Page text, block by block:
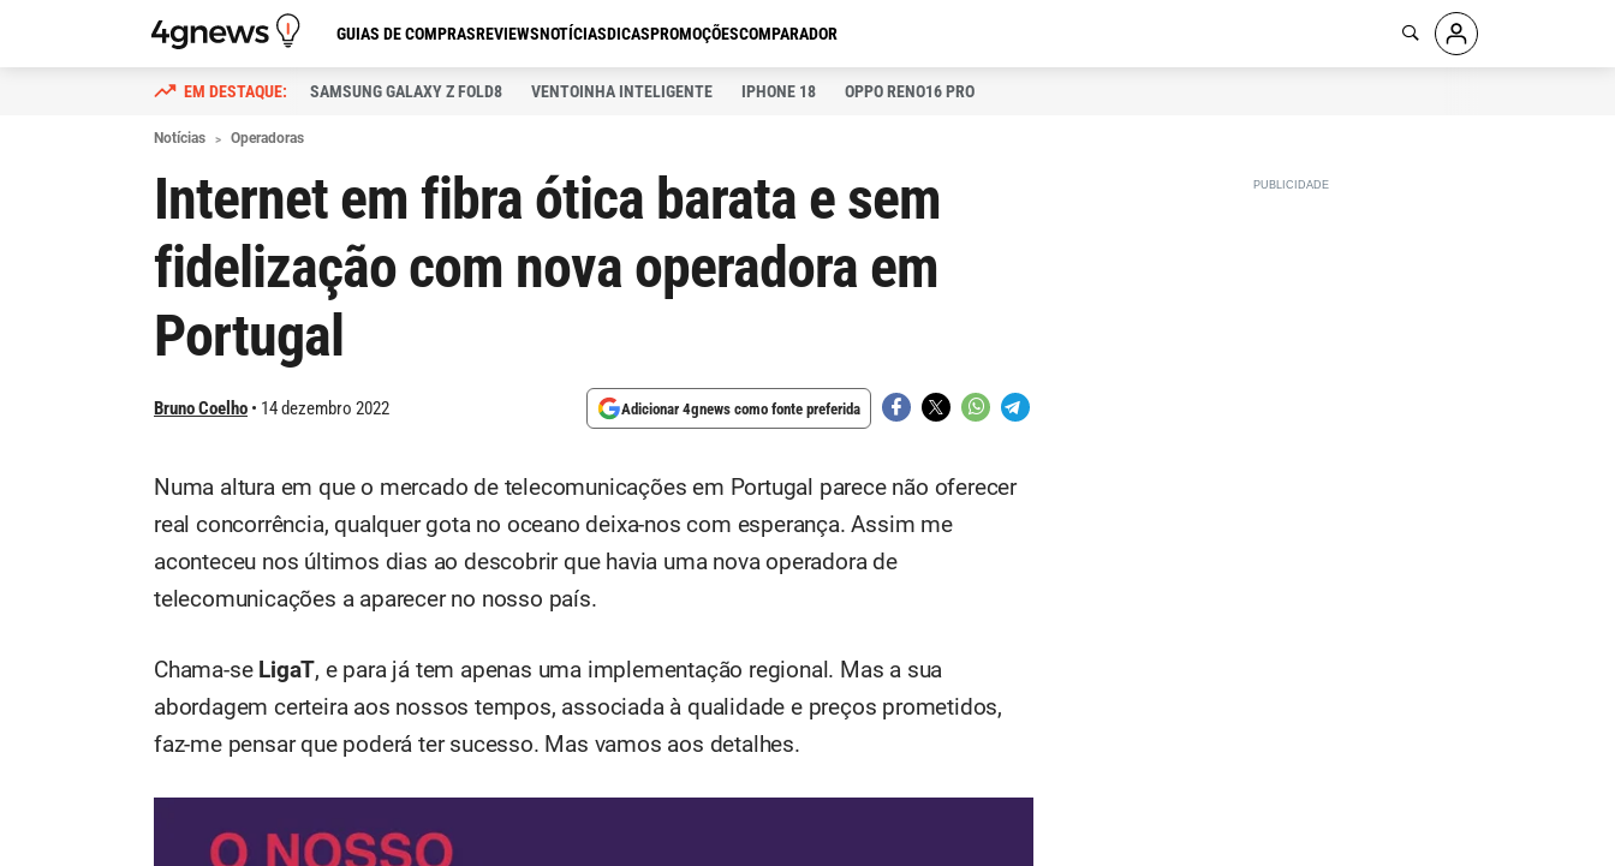
GUIAS DE COMPRASREVIEWSNOTÍCIASDICASPROMOÇÕESCOMPARADOR
SAMSUNG GALAXY Z FOLD8 VENTOINHA INTELIGENTE IPHONE 18 OPPO RENO16 PRO
Notícias Operadoras
Internet em fibra ótica barata e sem
fidelização com nova operadora em
Portugal
Bruno Coelho 14 dezembro 2022 Adicionar 4gnews como fonte preferida
Numa altura em que o mercado de telecomunicações em Portugal parece não oferecer
real concorrência, qualquer gota no oceano deixa-nos com esperança. Assim me
aconteceu nos últimos dias ao descobrir que havia uma nova operadora de
telecomunicações a aparecer no nosso país.
Chama-se LigaT, e para já tem apenas uma implementação regional. Mas a sua
abordagem certeira aos nossos tempos, associada à qualidade e preços prometidos,
faz-me pensar que poderá ter sucesso. Mas vamos aos detalhes.